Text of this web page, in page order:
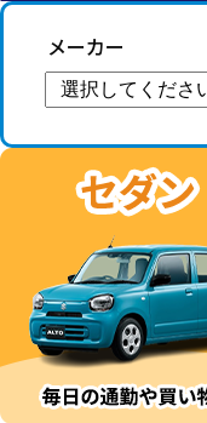
メーカー